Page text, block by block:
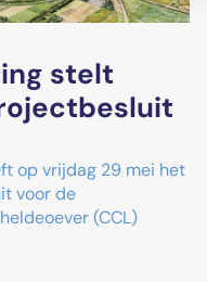
stelt
op vrijdag 29 mei het
voor de
(CCL)